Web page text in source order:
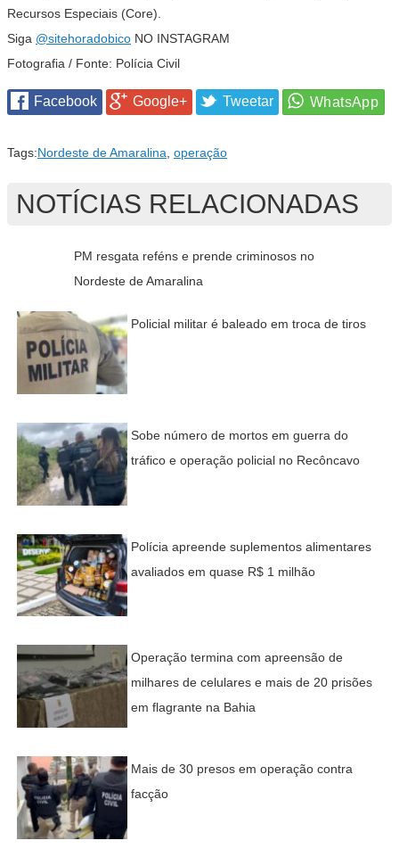
Recursos Especiais (Core).
Siga @sitehoradobico NO INSTAGRAM
Fotografia / Fonte: Polícia Civil
Facebook Google+ Tweetar
Tags:Nordeste de Amaralina, operação
NOTÍCIAS RELACIONADAS
PM resgata reféns e prende criminosos no
Nordeste de Amaralina
Policial militar é baleado em troca de tiros
Sobe número de mortos em guerra do
tráfico e operação policial no Recôncavo
Polícia apreende suplementos alimentares
avaliados em quase R$ 1 milhão
Operação termina com apreensão de
milhares de celulares e mais de 20 prisões
em flagrante na Bahia
Mais de 30 presos em operação contra
facção